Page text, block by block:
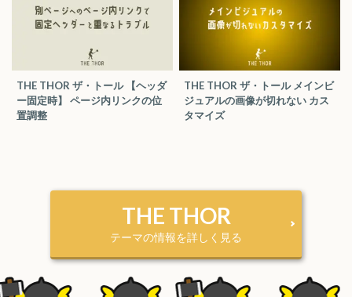
THE THOR ザ・トール 【ヘッダ
ー固定時】 ページ内リンクの位
置調整
THE THOR ザ・トール メインビ
ジュアルの画像が切れない カス
タマイズ
THE THOR
テーマの情報を詳しく見る